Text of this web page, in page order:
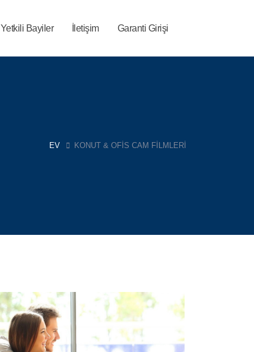
Yetkili Bayiler İletişim Garanti Girişi
EV KONUT & OFIS CAM FILMLERI